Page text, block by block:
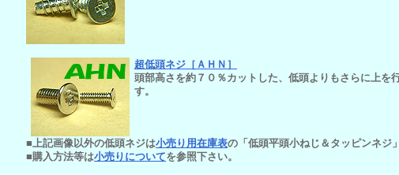
超低頭ネジ［ＡＨＮ］
頭部高さを約７０％カットした、低頭よりもさらに上を
す。
■上記画像以外の低頭ネジは小売り用在庫表の「低頭平頭小ねじ＆タッピンネジ
■購入方法等は小売りについてを参照下さい。